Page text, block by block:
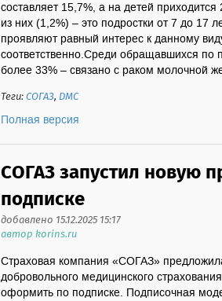
составляет 15,7%, а на детей
из них (1,2%) – это подростки от 7 до
проявляют равный интерес к данному
соответственно.Среди обращавшихся по
более 33% – связано с раком молочной
Теги:СОГАЗ, ДМС
Полная версия
СОГАЗ запустил новую
подписке
добавлено 15.12.2025 15:17
автор korins.ru
Страховая компания «СОГАЗ»
добровольного медицинского
оформить по подписке. Подписочная